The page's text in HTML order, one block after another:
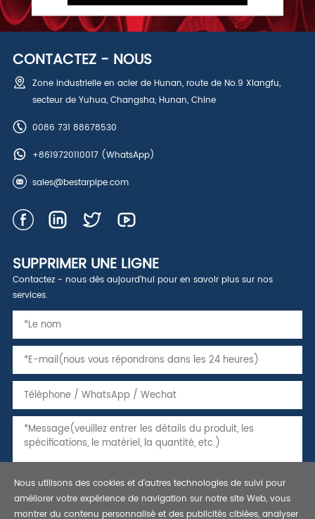
CONTACTEZ - NOUS
Zone industrielle en acier de Hunan, route de No.9 Xiangfu,
secteur de Yuhua, Changsha, Hunan, Chine
0086 731 88678530
+8619720110017(WhatsApp)
sales@bestarpipe.com
SUPPRIMER UNE LIGNE
Contactez - nous dès aujourd'hui pour en savoir plus sur nos
services.
Nous utilisons des cookies et d'autres technologies de suivi pour
améliorer votre expérience de navigation sur notre site Web, vous
montrer du contenu personnalisé et des publicités ciblées, analyser